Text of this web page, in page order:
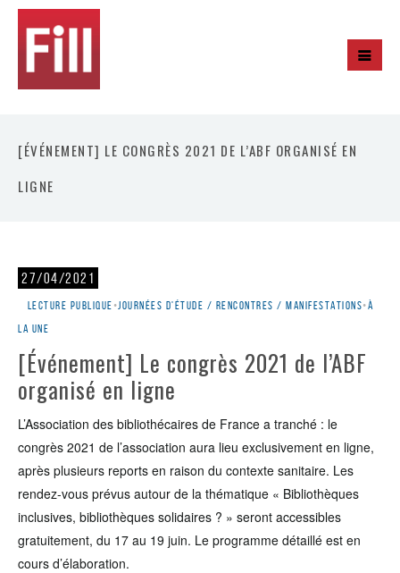
[ÉVÉNEMENT] LE CONGRÈS 2021 DE L’ABF ORGANISÉ EN
LIGNE
27/04/2021
Lecture publique •Journées d'étude / rencontres / manifestations•À
la une
[Événement] Le congrès 2021 de l’ABF
organisé en ligne
L’Association des bibliothécaires de France a tranché : le
congrès 2021 de l’association aura lieu exclusivement en ligne,
après plusieurs reports en raison du contexte sanitaire. Les
rendez-vous prévus autour de la thématique « Bibliothèques
inclusives, bibliothèques solidaires ? » seront accessibles
gratuitement, du 17 au 19 juin. Le programme détaillé est en
cours d’élaboration.